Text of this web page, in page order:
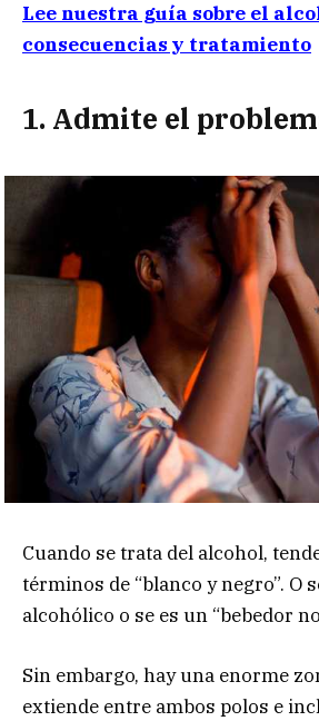
Lee nuestra guía sobre el
consecuencias y tratamiento
1. Admite el
Cuando se trata del alcohol,
términos de “blanco y negro”. O
alcohólico o se es un “bebedor
Sin embargo, hay una enorme
extiende entre ambos polos e